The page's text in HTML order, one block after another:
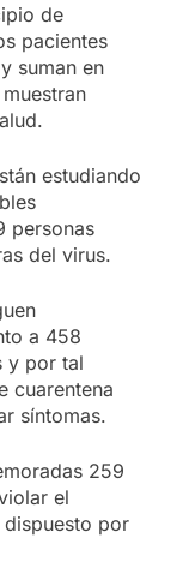
de
pacientes
suman en
estudiando
personas
del virus.
a 458
y por tal
cuarentena
síntomas.
259
el
por